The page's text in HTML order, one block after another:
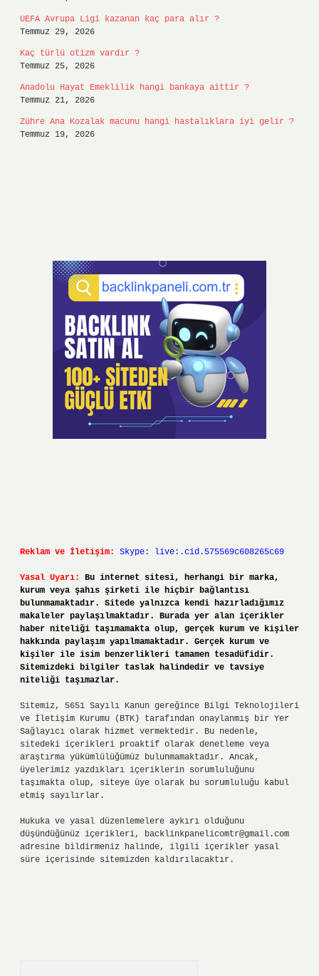
UEFA Avrupa Ligi kazanan kaç para alır ?
Temmuz 29, 2026
Kaç türlü otizm vardır ?
Temmuz 25, 2026
Anadolu Hayat Emeklilik hangi bankaya aittir ?
Temmuz 21, 2026
Zühre Ana Kozalak macunu hangi hastalıklara iyi gelir ?
Temmuz 19, 2026
Reklam ve İletişim: Skype: live:.cid.575569c608265c69
Yasal Uyarı:
Bu internet sitesi, herhangi bir marka,
kurum veya şahıs şirketi ile hiçbir bağlantısı
bulunmamaktadır. Sitede yalnızca kendi hazırladığımız
makaleler paylaşılmaktadır. Burada yer alan içerikler
haber niteliği taşımamakta olup, gerçek kurum ve kişiler
hakkında paylaşım yapılmamaktadır. Gerçek kurum ve
kişiler ile isim benzerlikleri tamamen tesadüfidir.
Sitemizdeki bilgiler taslak halindedir ve tavsiye
niteliği taşımazlar.
Sitemiz, 5651 Sayılı Kanun gereğince Bilgi Teknolojileri
ve İletişim Kurumu (BTK) tarafından onaylanmış bir Yer
Sağlayıcı olarak hizmet vermektedir. Bu nedenle,
sitedeki içerikleri proaktif olarak denetleme veya
araştırma yükümlülüğümüz bulunmamaktadır. Ancak,
üyelerimiz yazdıkları içeriklerin sorumluluğunu
taşımakta olup, siteye üye olarak bu sorumluluğu kabul
etmiş sayılırlar.
Hukuka ve yasal düzenlemelere aykırı olduğunu
düşündüğünüz içerikleri, backlinkpanelicomtr@gmail.com
adresine bildirmeniz halinde, ilgili içerikler yasal
süre içerisinde sitemizden kaldırılacaktır.